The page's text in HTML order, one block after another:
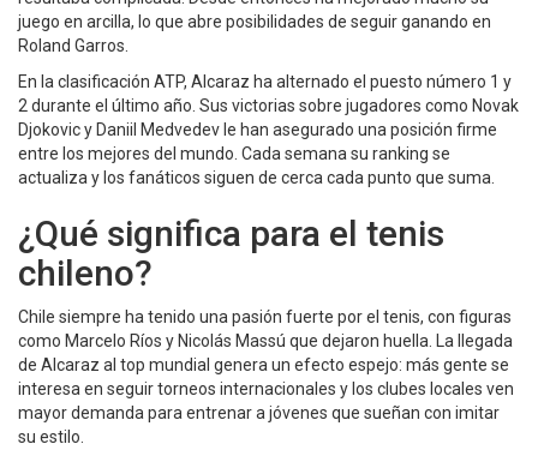
juego en arcilla, lo que abre posibilidades de seguir ganando en
Roland Garros.
En la clasificación ATP, Alcaraz ha alternado el puesto número 1 y
2 durante el último año. Sus victorias sobre jugadores como Novak
Djokovic y Daniil Medvedev le han asegurado una posición firme
entre los mejores del mundo. Cada semana su ranking se
actualiza y los fanáticos siguen de cerca cada punto que suma.
¿Qué significa para el tenis
chileno?
Chile siempre ha tenido una pasión fuerte por el tenis, con figuras
como Marcelo Ríos y Nicolás Massú que dejaron huella. La llegada
de Alcaraz al top mundial genera un efecto espejo: más gente se
interesa en seguir torneos internacionales y los clubes locales ven
mayor demanda para entrenar a jóvenes que sueñan con imitar
su estilo.